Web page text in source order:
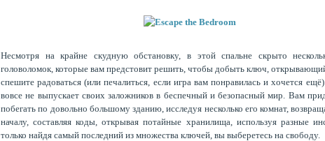
Несмотря на крайне скудную обстановку, в этой спальне скрыто
головоломок, которые вам предстовит решить, чтобы добыть ключ,
спешите радоваться (или печалиться, если игра вам понравилась и хочется
вовсе не выпускает своих заложников в беспечный и безопасный мир. Вам
побегать по довольно большому зданию, исследуя несколько его комнат,
началу, составляя коды, открывая потайные хранилища, используя разные
только найдя самый последний из множества ключей, вы выберетесь на свободу.